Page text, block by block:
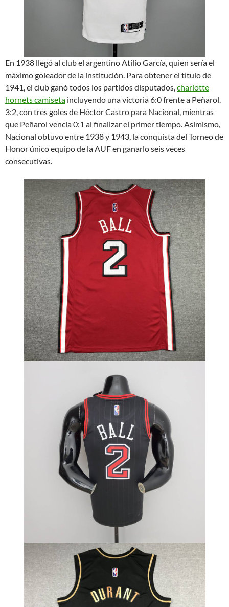
En 1938 llegó al club el argentino Atilio García, quien sería el
máximo goleador de la institución. Para obtener el título de
1941, el club ganó todos los partidos disputados,charlotte
hornets camiseta incluyendo una victoria 6:0 frente a Peñarol.
3:2, con tres goles de Héctor Castro para Nacional, mientras
que Peñarol vencía 0:1 al finalizar el primer tiempo. Asimismo,
Nacional obtuvo entre 1938 y 1943, la conquista del Torneo de
Honor único equipo de la AUF en ganarlo seis veces
consecutivas.